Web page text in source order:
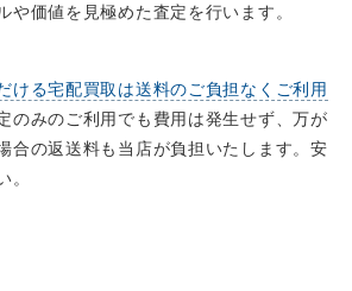
や価値を見極めた査定を行います。
ける宅配買取は送料のご負担なくご利用
のみのご利用でも費用は発生せず、万が
合の返送料も当店が負担いたします。安
。